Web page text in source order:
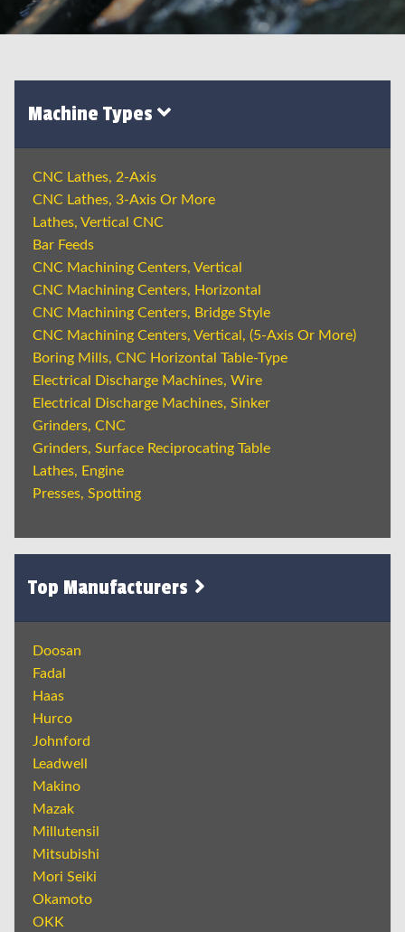
Machine Types
CNC Lathes, 2-Axis
CNC Lathes, 3-Axis Or More
Lathes, Vertical CNC
Bar Feeds
CNC Machining Centers, Vertical
CNC Machining Centers, Horizontal
CNC Machining Centers, Bridge Style
CNC Machining Centers, Vertical, (5-Axis Or More)
Boring Mills, CNC Horizontal Table-Type
Electrical Discharge Machines, Wire
Electrical Discharge Machines, Sinker
Grinders, CNC
Grinders, Surface Reciprocating Table
Lathes, Engine
Presses, Spotting
Top Manufacturers
Doosan
Fadal
Haas
Hurco
Johnford
Leadwell
Makino
Mazak
Millutensil
Mitsubishi
Mori Seiki
Okamoto
OKK